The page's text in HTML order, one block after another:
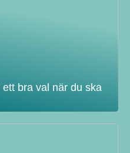
bra val när du ska